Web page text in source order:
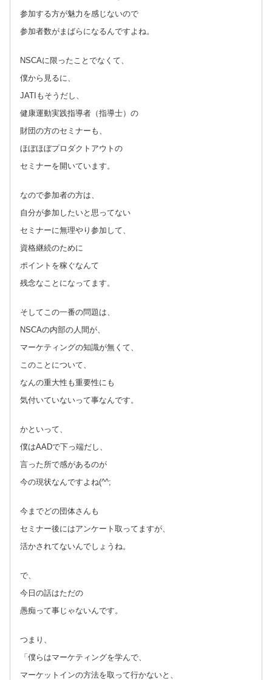
参加する方が魅力を感じないので
参加者数がまばらになるんですよね。
NSCAに限ったことでなくて、
僕から見るに、
JATIもそうだし、
健康運動実践指導者（指導士）の
財団の方のセミナーも、
ほぼほぼプロダクトアウトの
セミナーを開いています。
なので参加者の方は、
自分が参加したいと思ってない
セミナーに無理やり参加して、
資格継続のために
ポイントを稼ぐなんて
残念なことになってます。
そしてこの一番の問題は、
NSCAの内部の人間が、
マーケティングの知識が無くて、
このことについて、
なんの重大性も重要性にも
気付いていないって事なんです。
かといって、
僕はAADで下っ端だし、
言った所で感があるのが
今の現状なんですよね(^^;
今までどの団体さんも
セミナー後にはアンケート取ってますが、
活かされてないんでしょうね。
で、
今日の話はただの
愚痴って事じゃないんです。
つまり、
「僕らはマーケティングを学んで、
マーケットインの方法を取って行かないと、